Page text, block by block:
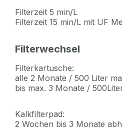
Filterzeit 5 min/L
Filterzeit 15 min/L mit UF
Filterwechsel
Filterkartusche:
alle 2 Monate / 500 Liter
bis max. 3 Monate /
Kalkfilterpad:
2 Wochen bis 3 Monate